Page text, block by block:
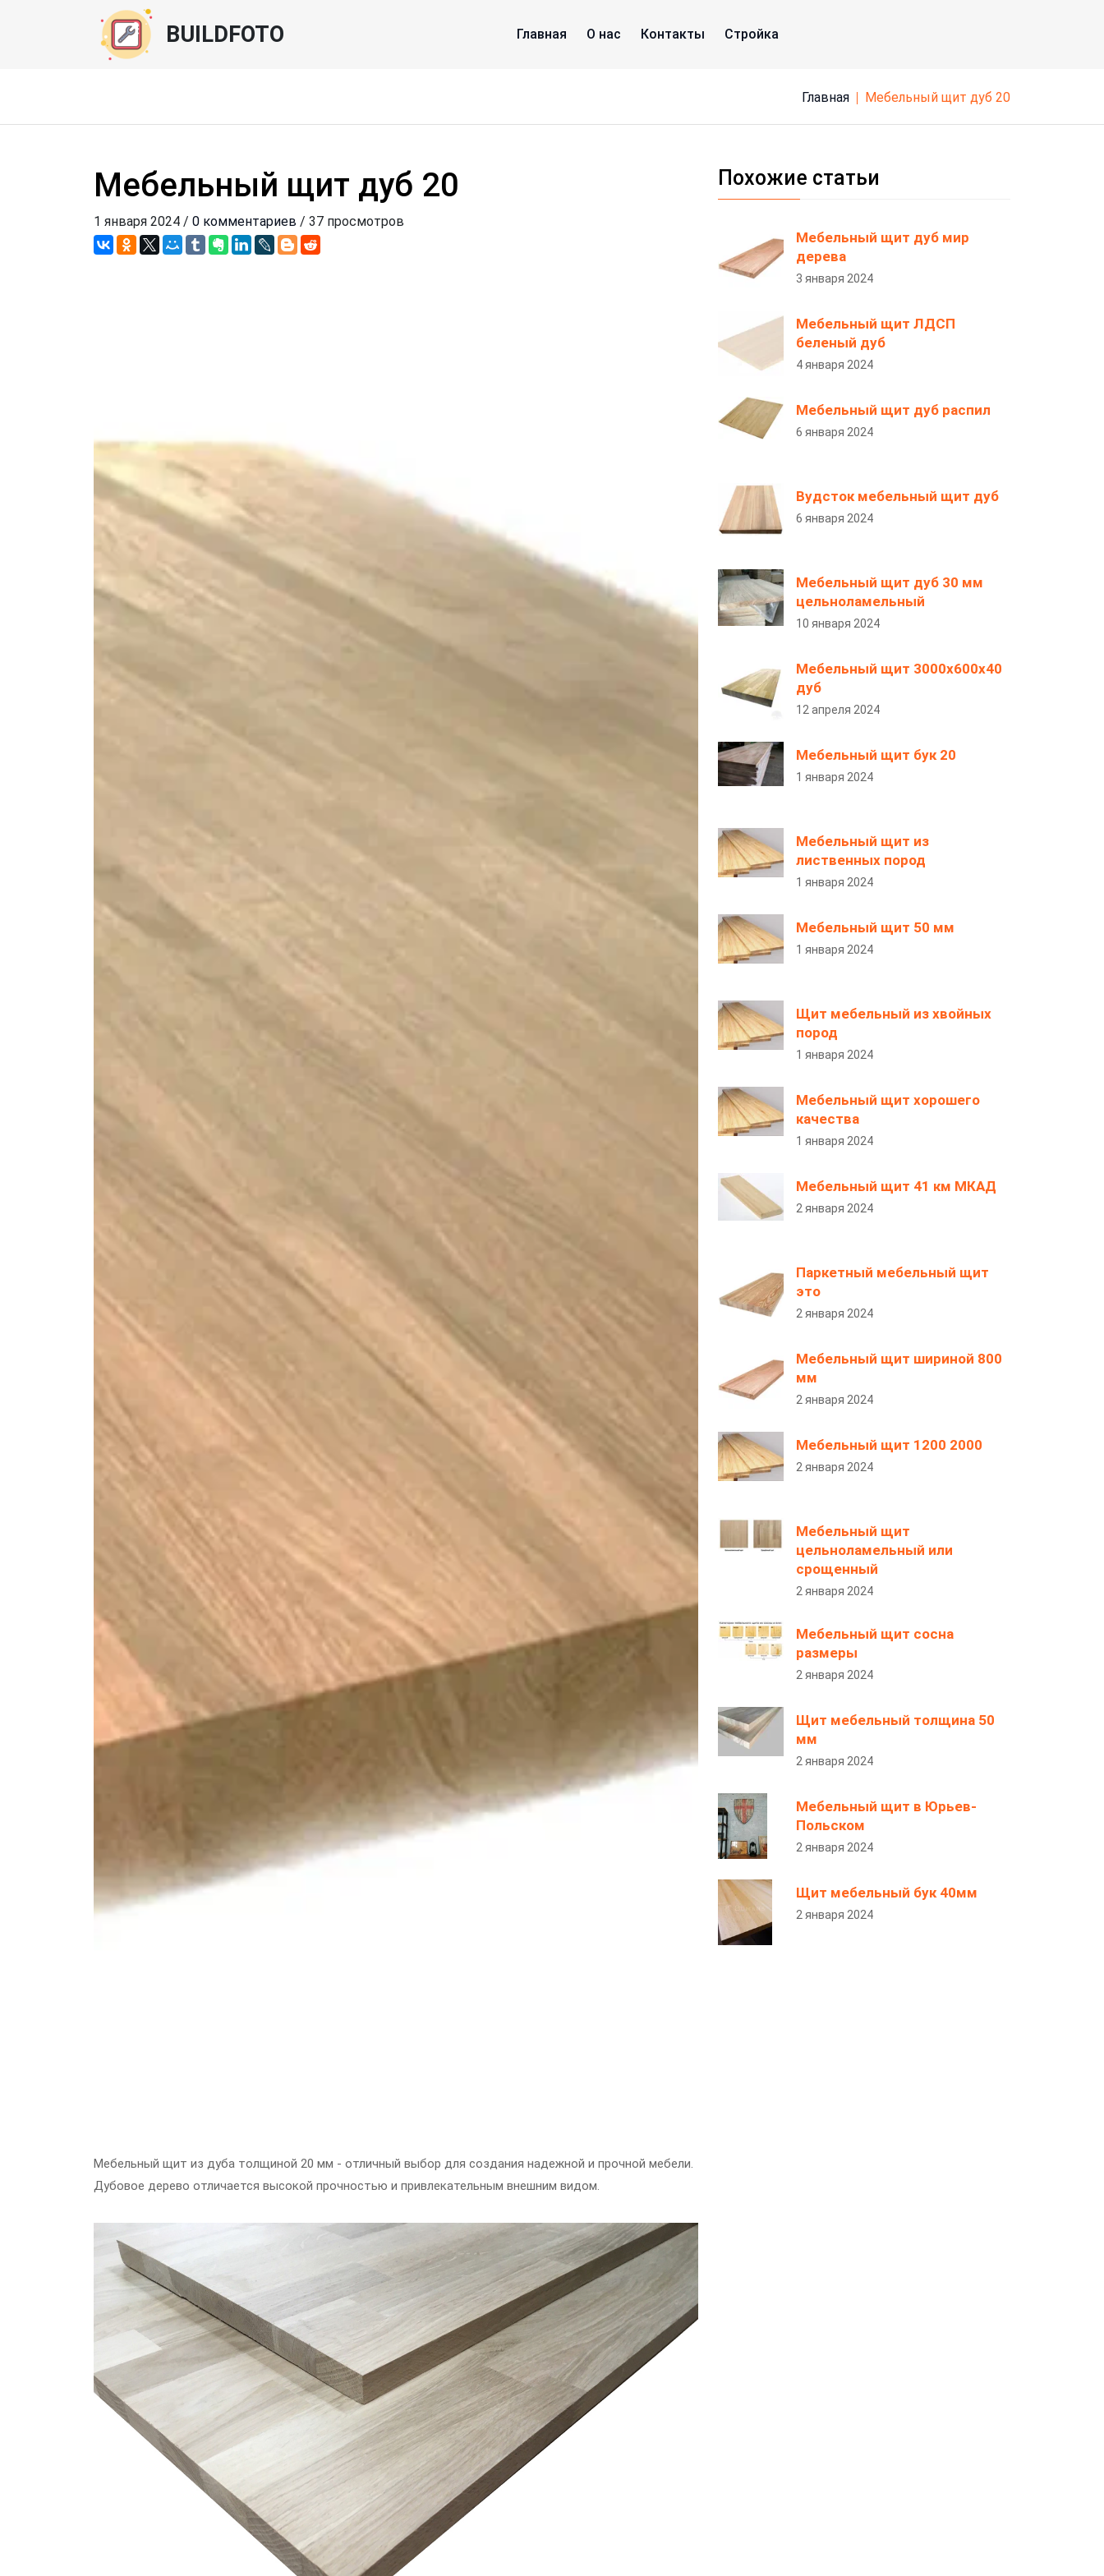
BUILDFOTO Главная О нас Контакты Стройка
Главная мебельный щит дуб 20
Мебельный щит дуб 20
1 января 2024 / 0 комментариев / 37 просмотров
Мебельный щит из дуба толщиной 20 мм - отличный выбор для создания надежной и прочной мебели.
Дубовое дерево отличается высокой прочностью и привлекательным внешним видом.
Похожие статьи
Мебельный щит дуб мир
дерева
3 января 2024
Мебельный щит ЛДСП
беленый дуб
4 января 2024
Мебельный щит дуб распил
6 января 2024
Вудсток мебельный щит дуб
6 января 2024
Мебельный щит дуб 30 мм
цельноламельный
10 января 2024
Мебельный щит 3000х600х40
дуб
12 апреля 2024
Мебельный щит бук 20
1 января 2024
Мебельный щит из
лиственных пород
1 января 2024
Мебельный щит 50 мм
1 января 2024
Щит мебельный из хвойных
пород
1 января 2024
Мебельный щит хорошего
качества
1 января 2024
Мебельный щит 41 км МКАД
2 января 2024
Паркетный мебельный щит
это
2 января 2024
Мебельный щит шириной 800
мм
2 января 2024
Мебельный щит 1200 2000
2 января 2024
Мебельный щит
цельноламельный или
срощенный
2 января 2024
Мебельный щит сосна
размеры
2 января 2024
Щит мебельный толщина 50
мм
2 января 2024
Мебельный щит в Юрьев-
Польском
2 января 2024
Щит мебельный бук 40мм
2 января 2024